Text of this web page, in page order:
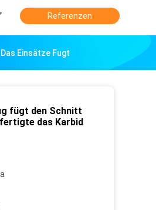
Referenzen
Einsätze Fugt
fügt den Schnitt
das Karbid